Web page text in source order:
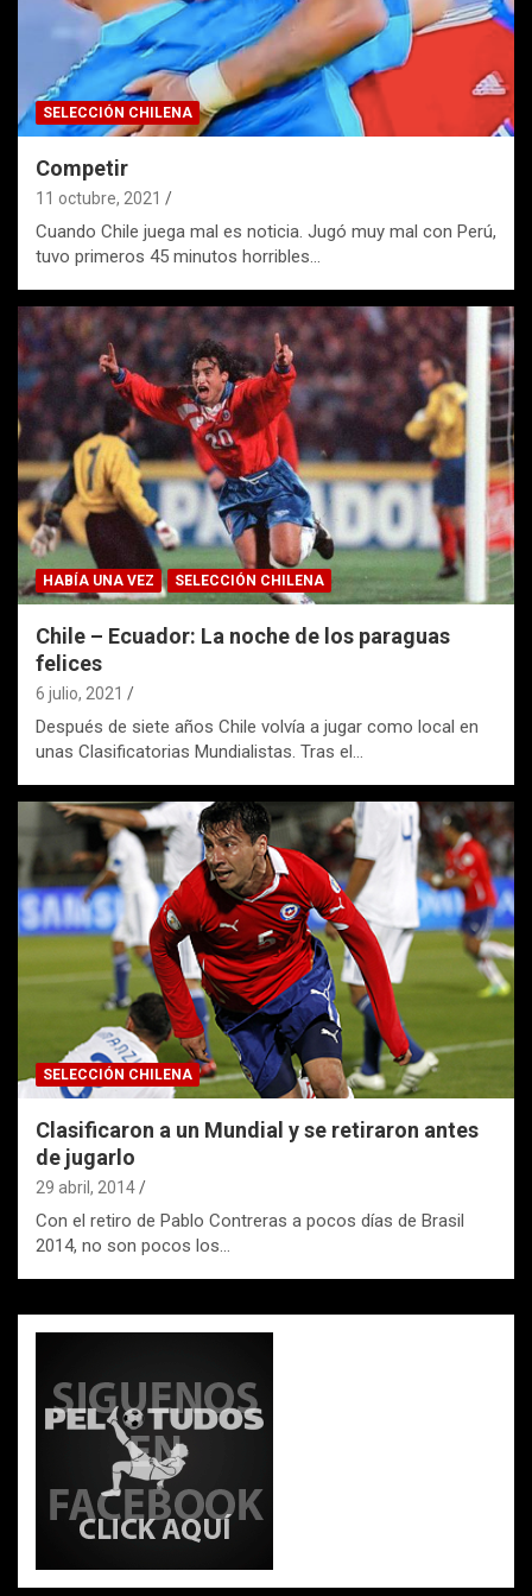
SELECCIÓN CHILENA
Competir
11 octubre, 2021
Cuando Chile juega mal es noticia. Jugó muy mal con Perú,
tuvo primeros 45 minutos horribles…
HABÍA UNA VEZ SELECCIÓN CHILENA
Chile – Ecuador: La noche de los paraguas
felices
6 julio, 2021
Después de siete años Chile volvía a jugar como local en
unas Clasificatorias Mundialistas. Tras el…
SELECCIÓN CHILENA
Clasificaron a un Mundial y se retiraron antes
de jugarlo
29 abril, 2014
Con el retiro de Pablo Contreras a pocos días de Brasil
2014, no son pocos los…